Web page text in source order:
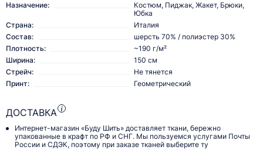
Назначение:
Костюм, Пиджак, Жакет, Брюки,
Юбка
Страна:
Италия
Состав:
шерсть 70% / полиэстер 30%
Плотность:
~190 г/м²
Ширина:
150 см
Стрейч:
Не тянется
Принт:
Геометрический
ДОСТАВКА
Интернет-магазин «Буду Шить» доставляет ткани, бережно
упакованные в крафт по РФ и СНГ. Мы пользуемся услугами Почты
России и СДЭК, поэтому при заказе тканей выберите ту